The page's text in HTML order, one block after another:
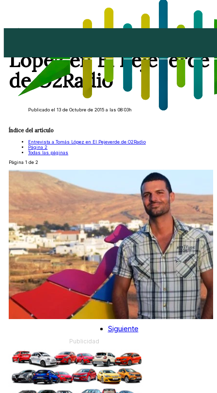
López en El Pejeverde
de O2Radio
Publicado el 13 de Octubre de 2015 a las 08:03h
Índice del artículo
Entrevista a Tomás López en El Pejeverde de O2Radio
Página 2
Todas las páginas
Página 1 de 2
Siguiente
Publicidad